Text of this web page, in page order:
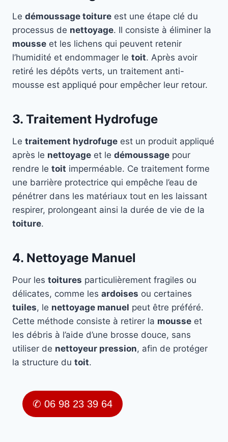
Le démoussage toiture est une étape clé du
processus de nettoyage. Il consiste à éliminer la
mousse et les lichens qui peuvent retenir
l’humidité et endommager le toit. Après avoir
retiré les dépôts verts, un traitement anti-
mousse est appliqué pour empêcher leur retour.
3. Traitement Hydrofuge
Le traitement hydrofuge est un produit appliqué
après le nettoyage et le démoussage pour
rendre le toit imperméable. Ce traitement forme
une barrière protectrice qui empêche l’eau de
pénétrer dans les matériaux tout en les laissant
respirer, prolongeant ainsi la durée de vie de la
toiture.
4. Nettoyage Manuel
Pour les toitures particulièrement fragiles ou
délicates, comme les ardoises ou certaines
tuiles, le nettoyage manuel peut être préféré.
Cette méthode consiste à retirer la mousse et
les débris à l’aide d’une brosse douce, sans
utiliser de nettoyeur pression, afin de protéger
la structure du toit.
✆ 06 98 23 39 64